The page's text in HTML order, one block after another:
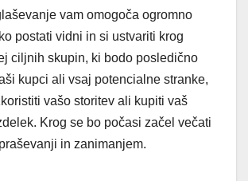
vam omogoča ogromno
postati vidni in si ustvariti krog
ciljnih skupin, ki bodo posledično
kupci ali vsaj potencialne stranke,
vašo storitev ali kupiti vaš
Krog se bo počasi začel večati
in zanimanjem.